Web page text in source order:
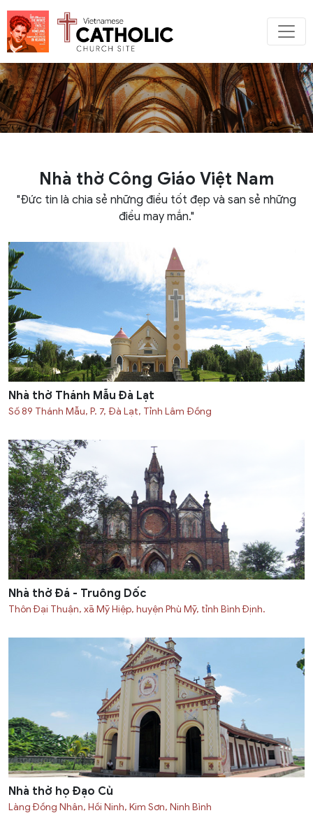
Nhà thờ Công Giáo Việt Nam
"Đức tin là chia sẻ những điều tốt đẹp và san sẻ những
điều may mắn."
Nhà thờ Thánh Mẫu Đà Lạt
Số 89 Thánh Mẫu, P. 7, Ðà Lạt, Tỉnh Lâm Ðồng
Nhà thờ Đá - Truông Dốc
Thôn Đại Thuận, xã Mỹ Hiệp, huyện Phù Mỹ, tỉnh Bình Định.
Nhà thờ họ Đạo Củ
Làng Đồng Nhân, Hồi Ninh, Kim Sơn, Ninh Bình